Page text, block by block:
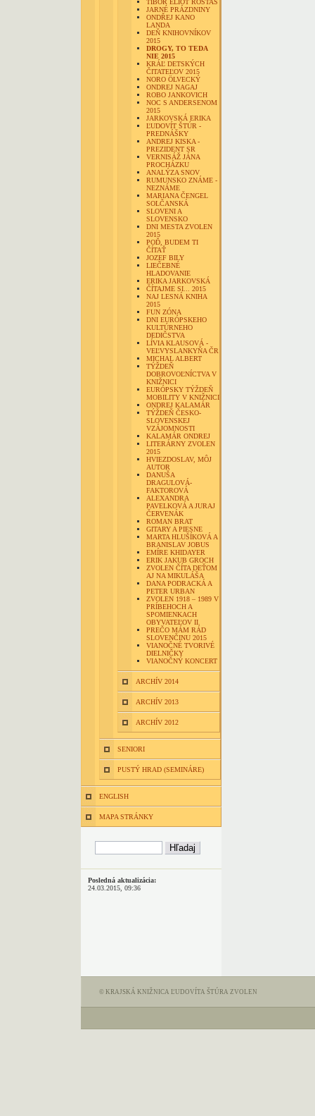
TIBOR ELIOT ROSTAS
JARNÉ PRÁZDNINY
ONDŘEJ KANO
LANDA
DEŇ KNIHOVNÍKOV
2015
DROGY, TO TEDA
NIE 2015
KRÁĽ DETSKÝCH
ČITATEĽOV 2015
NORO ÖLVECKÝ
ONDREJ NAGAJ
ROBO JANKOVICH
NOC S ANDERSENOM
2015
JARKOVSKÁ ERIKA
ĽUDOVÍT ŠTÚR -
PREDNÁŠKY
ANDREJ KISKA -
PREZIDENT SR
VERNISÁŽ JÁNA
PROCHÁZKU
ANALÝZA SNOV
RUMUNSKO ZNÁME -
NEZNÁME
MARIANA ČENGEL
SOLČANSKÁ
SLOVENI A
SLOVENSKO
DNI MESTA ZVOLEN
2015
POĎ, BUDEM TI
ČÍTAŤ
JOZEF BILY
LIEČEBNÉ
HLADOVANIE
ERIKA JARKOVSKÁ
ČÍTAJME SI... 2015
NAJ LESNÁ KNIHA
2015
FUN ZÓNA
DNI EURÓPSKEHO
KULTÚRNEHO
DEDIČSTVA
LÍVIA KLAUSOVÁ -
VEĽVYSLANKYŇA ČR
MICHAL ALBERT
TÝŽDEŇ
DOBROVOĽNÍCTVA V
KNIŽNICI
EURÓPSKY TÝŽDEŇ
MOBILITY V KNIŽNICI
ONDREJ KALAMÁR
TÝŽDEŇ ČESKO-
SLOVENSKEJ
VZÁJOMNOSTI
KALAMÁR ONDREJ
LITERÁRNY ZVOLEN
2015
HVIEZDOSLAV, MÔJ
AUTOR
DANUŠA
DRAGULOVÁ-
FAKTOROVÁ
ALEXANDRA
PAVELKOVÁ A JURAJ
ČERVENÁK
ROMAN BRAT
GITARY A PIESNE
MARTA HLUŠÍKOVÁ A
BRANISLAV JOBUS
EMÍRE KHIDAYER
ERIK JAKUB GROCH
ZVOLEN ČÍTA DEŤOM
AJ NA MIKULÁŠA
DANA PODRACKÁ A
PETER URBAN
ZVOLEN 1918 – 1989 V
PRÍBEHOCH A
SPOMIENKACH
OBYVATEĽOV II.
PREČO MÁM RÁD
SLOVENČINU 2015
VIANOČNÉ TVORIVÉ
DIELNIČKY
VIANOČNÝ KONCERT
ARCHÍV 2014
ARCHÍV 2013
ARCHÍV 2012
SENIORI
PUSTÝ HRAD (SEMINÁRE)
ENGLISH
MAPA STRÁNKY
Posledná aktualizácia:
24.03.2015, 09:36
© KRAJSKÁ KNIŽNICA ĽUDOVÍTA ŠTÚRA ZVOLEN